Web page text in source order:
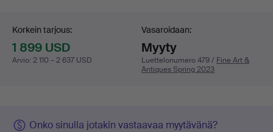
Korkein tarjous:
1 899 USD
Arvio: 2 110 – 2 637 USD
Vasaroidaan:
Myyty
Luettelonumero 479 / Fine Art &
Antiques Spring 2023
Onko sinulla jotakin vastaavaa myytävänä?